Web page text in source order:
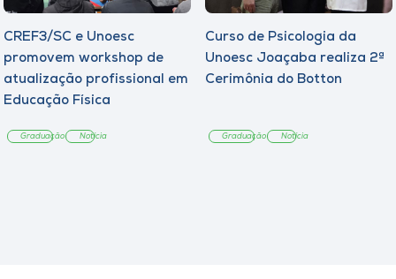
CREF3/SC e Unoesc
promovem workshop de
atualização profissional em
Educação Física
Graduação Notícia
Curso de Psicologia da
Unoesc Joaçaba realiza 2ª
Cerimônia do Botton
Graduação Notícia